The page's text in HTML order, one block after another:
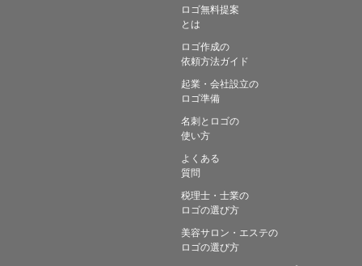
ロゴ無料提案
とは
ロゴ作成の
依頼方法ガイド
起業・会社設立の
ロゴ準備
名刺とロゴの
使い方
よくある
質問
税理士・士業の
ロゴの選び方
美容サロン・エステの
ロゴの選び方